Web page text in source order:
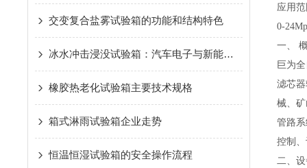
交变复合盐雾试验箱的功能和结构特色
冰水冲击浸没试验箱：汽车电子与新能源部件的严苛“水火考验”
橡胶热老化试验箱主要技术规格
箱式淋雨试验箱企业走势
恒温恒湿试验箱的安全操作流程
应用
0-
一、
巨为
滤芯
械、
管路
控制
二、